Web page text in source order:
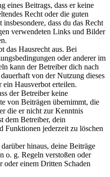
eines Beitrags, dass er keine
Recht oder die guten
dass du das Recht
verwendeten Links und Bilder
das Hausrecht aus. Bei
oder anderer im
kann der Betreiber dich nach
von der Nutzung dieses
ein Hausverbot erteilen.
der Betreiber keine
von Beiträgen übernimmt, die
die er nicht zur Kenntnis
dem Betreiber, dein
Funktionen jederzeit zu löschen
hinaus, deine Beiträge
o. g. Regeln verstoßen oder
oder einem Dritten Schaden